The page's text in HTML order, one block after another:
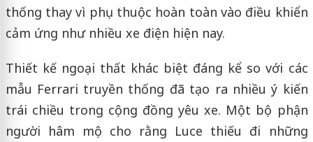
thống thay vì phụ thuộc hoàn toàn vào điều khiển
cảm ứng như nhiều xe điện hiện nay.
Thiết kế ngoại thất khác biệt đáng kể so với các
mẫu Ferrari truyền thống đã tạo ra nhiều ý kiến
trái chiều trong cộng đồng yêu xe. Một bộ phận
người hâm mộ cho rằng Luce thiếu đi những